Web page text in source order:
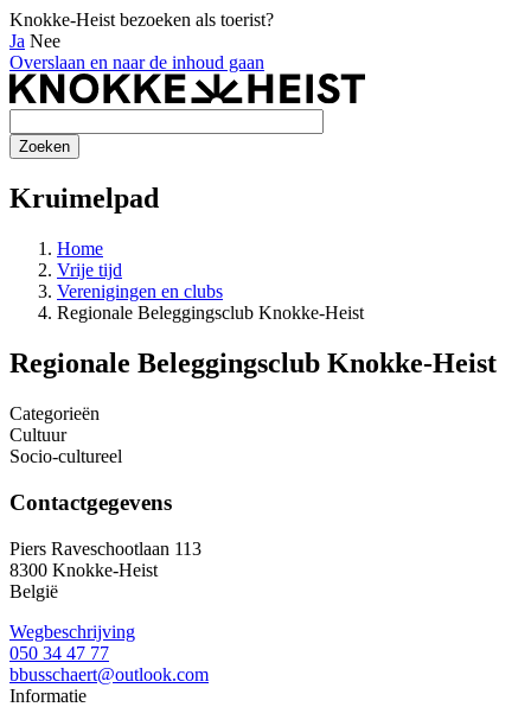
Knokke-Heist bezoeken als toerist?
Ja Nee
Overslaan en naar de inhoud gaan
Kruimelpad
Home
Vrije tijd
Verenigingen en clubs
Regionale Beleggingsclub Knokke-Heist
Regionale Beleggingsclub Knokke-Heist
Categorieën
Cultuur
Socio-cultureel
Contactgegevens
Piers Raveschootlaan 113
8300 Knokke-Heist
België
Wegbeschrijving
050 34 47 77
bbusschaert@outlook.com
Informatie